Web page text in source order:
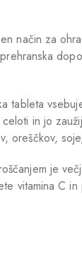
način za
tableta
in jo
oreščkov,
je
vitamina C